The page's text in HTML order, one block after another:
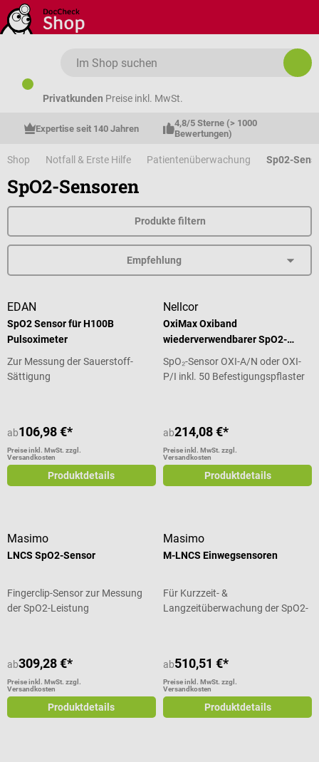
Zum Hauptinhalt springen
Privatkunden Preise inkl. MwSt.
Expertise seit 140 Jahren
4,8/5 Sterne (> 1000
Bewertungen)
Shop Notfall & Erste Hilfe Patientenüberwachung Sp02-
SpO2-Sensoren
Produkte filtern
EDAN
SpO2 Sensor für H100B
Pulsoximeter
Zur Messung der Sauerstoff-
Sättigung
ab106,98 €*
Preise inkl. MwSt. zzgl.
Versandkosten
Produktdetails
Nellcor
OxiMax Oxiband
wiederverwendbarer SpO2-
SpO₂-Sensor OXI-A/N oder OXI-
P/I inkl. 50 Befestigungspflaster
ab214,08 €*
Preise inkl. MwSt. zzgl.
Versandkosten
Produktdetails
Masimo
LNCS SpO2-Sensor
Fingerclip-Sensor zur Messung
der SpO2-Leistung
ab309,28 €*
Preise inkl. MwSt. zzgl.
Versandkosten
Produktdetails
Masimo
M-LNCS Einwegsensoren
Für Kurzzeit- &
Langzeitüberwachung der SpO2-
ab510,51 €*
Preise inkl. MwSt. zzgl.
Versandkosten
Produktdetails